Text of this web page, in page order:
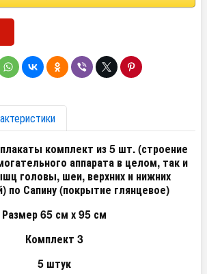
комплект из 5 шт. (строение
аппарата в целом, так и
головы, шеи, верхних и нижних
по Сапину (покрытие глянцевое)
Размер 65 см х 95 см
Комплект 3
5 штук